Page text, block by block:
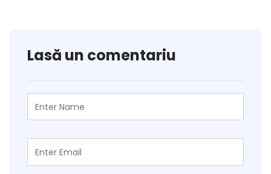
Lasă un comentariu